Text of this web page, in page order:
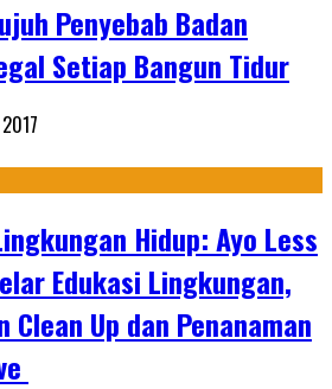
Penyebab Badan
Setiap Bangun Tidur
Hidup: Ayo Less
Edukasi Lingkungan,
Clean Up dan Penanaman